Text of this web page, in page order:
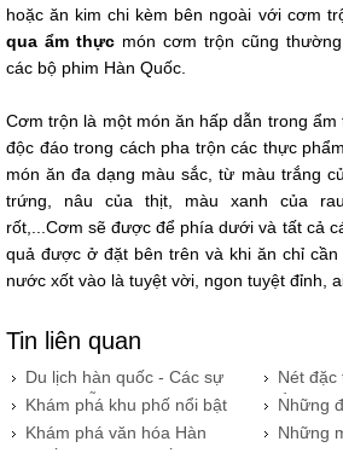
hoặc ăn kim chi kèm bên ngoài với cơm
qua ẩm thực món cơm trộn cũng
các bộ phim Hàn Quốc.
Cơm trộn là một món ăn hấp dẫn trong
độc đáo trong cách pha trộn các thực
món ăn đa dạng màu sắc, từ màu trắng
trứng, nâu của thịt, màu xanh của
rốt,...Cơm sẽ được để phía dưới và tất cả
quả được ở đặt bên trên và khi ăn chỉ
nước xốt vào là tuyệt vời, ngon tuyệt đỉnh,
Tin liên quan
Du lịch hàn quốc - Các sự
kiện và lễ hội
​Nét đặc
ẩm
Khám phá khu phố nổi bật
và văn hóa tại Seoul Hàn
Những
bạn
Khám phá văn hóa Hàn
Những